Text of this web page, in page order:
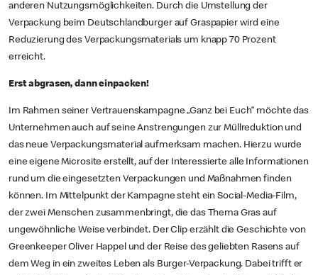
anderen Nutzungsmöglichkeiten. Durch die Umstellung der
Verpackung beim Deutschlandburger auf Graspapier wird eine
Reduzierung des Verpackungsmaterials um knapp 70 Prozent
erreicht.
Erst abgrasen, dann einpacken!
Im Rahmen seiner Vertrauenskampagne „Ganz bei Euch“ möchte das
Unternehmen auch auf seine Anstrengungen zur Müllreduktion und
das neue Verpackungsmaterial aufmerksam machen. Hierzu wurde
eine eigene Microsite erstellt, auf der Interessierte alle Informationen
rund um die eingesetzten Verpackungen und Maßnahmen finden
können. Im Mittelpunkt der Kampagne steht ein Social-Media-Film,
der zwei Menschen zusammenbringt, die das Thema Gras auf
ungewöhnliche Weise verbindet. Der Clip erzählt die Geschichte von
Greenkeeper Oliver Happel und der Reise des geliebten Rasens auf
dem Weg in ein zweites Leben als Burger-Verpackung. Dabei trifft er